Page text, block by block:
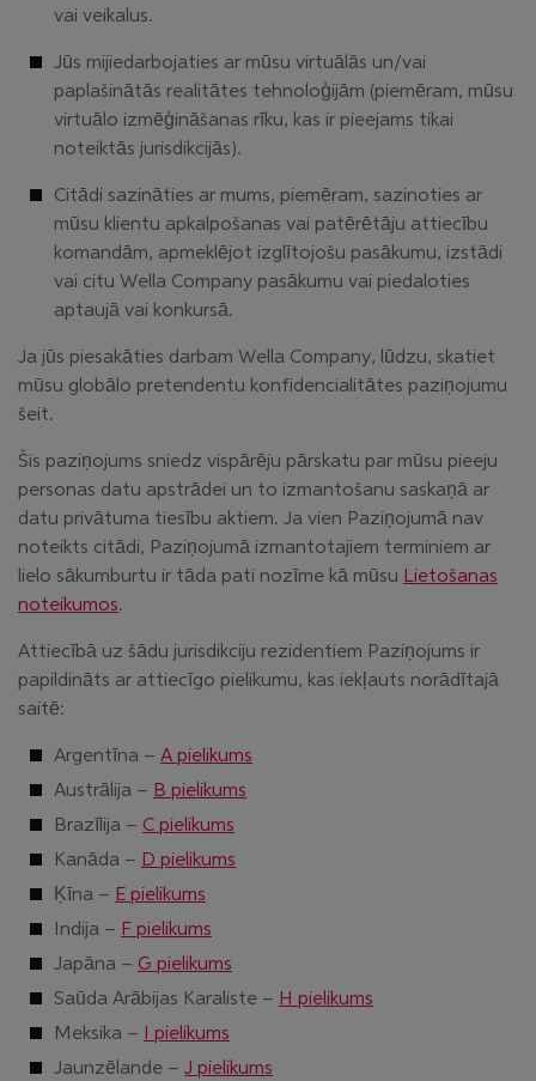
vai veikalus.
Jūs mijiedarbojaties ar mūsu virtuālās un/vai
paplašinātās realitātes tehnoloģijām (piemēram, mūsu
virtuālo izmēģināšanas rīku, kas ir pieejams tikai
noteiktās jurisdikcijās).
Citādi sazināties ar mums, piemēram, sazinoties ar
mūsu klientu apkalpošanas vai patērētāju attiecību
komandām, apmeklējot izglītojošu pasākumu, izstādi
vai citu Wella Company pasākumu vai piedaloties
aptaujā vai konkursā.
Ja jūs piesakāties darbam Wella Company, lūdzu, skatiet
mūsu globālo pretendentu konfidencialitātes paziņojumu
šeit.
Šis paziņojums sniedz vispārēju pārskatu par mūsu pieeju
personas datu apstrādei un to izmantošanu saskaņā ar
datu privātuma tiesību aktiem. Ja vien Paziņojumā nav
noteikts citādi, Paziņojumā izmantotajiem terminiem ar
lielo sākumburtu ir tāda pati nozīme kā mūsu Lietošanas
noteikumos.
Attiecībā uz šādu jurisdikciju rezidentiem Paziņojums ir
papildināts ar attiecīgo pielikumu, kas iekļauts norādītajā
saitē:
Argentīna – A pielikums
Austrālija – B pielikums
Brazīlija – C pielikums
Kanāda – D pielikums
Ķīna – E pielikums
Indija – F pielikums
Japāna – G pielikums
Saūda Arābijas Karaliste – H pielikums
Meksika – I pielikums
Jaunzēlande – J pielikums